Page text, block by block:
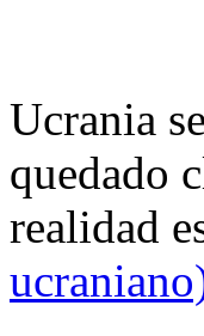
Ucrania
quedado
realidad